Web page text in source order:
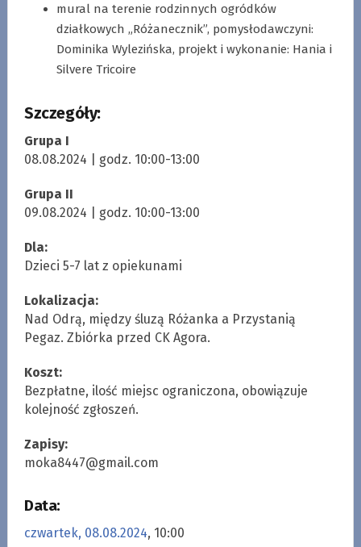
mural na terenie rodzinnych ogródków
działkowych „Różanecznik”, pomysłodawczyni:
Dominika Wylezińska, projekt i wykonanie: Hania i
Silvere Tricoire
Szczegóły:
Grupa I
08.08.2024 | godz. 10:00-13:00
Grupa II
09.08.2024 | godz. 10:00-13:00
Dla:
Dzieci 5-7 lat z opiekunami
Lokalizacja:
Nad Odrą, między śluzą Różanka a Przystanią
Pegaz. Zbiórka przed CK Agora.
Koszt:
Bezpłatne, ilość miejsc ograniczona, obowiązuje
kolejność zgłoszeń.
Zapisy:
moka8447@gmail.com
Data:
czwartek, 08.08.2024, 10:00